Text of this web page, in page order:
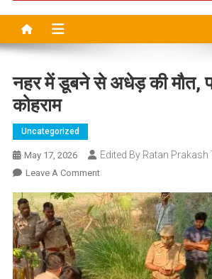
नहर में डूबने से अधेड़ की मौत,
कोहराम
Uncategorized
May 17, 2026 Edited By Ratan Prakash
Leave A CommentOn
में
डूबने
से
अधेड़
की